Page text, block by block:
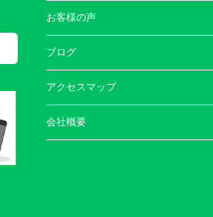
お客様の声
ブログ
アクセスマップ
会社概要